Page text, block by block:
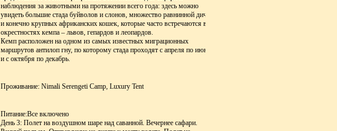
наблюдения за животными на протяжении всего года: здесь можно
увидеть большие стада буйволов и слонов, множество равнинной дичи
и конечно крупных африканских кошек, которые часто встречаются в
окрестностях кемпа – львов, гепардов и леопардов.
Кемп расположен на одном из самых известных миграционных
маршрутов антилоп гну, по которому стада проходят с апреля по июнь
и с октября по декабрь.
Проживание: Nimali Serengeti Camp, Luxury Tent
Питание:Все включено
День 3: Полет на воздушном шаре над саванной. Вечернее сафари.